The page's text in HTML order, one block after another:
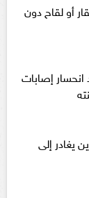
أو لقاح دون
إصابات
يغادر إلى